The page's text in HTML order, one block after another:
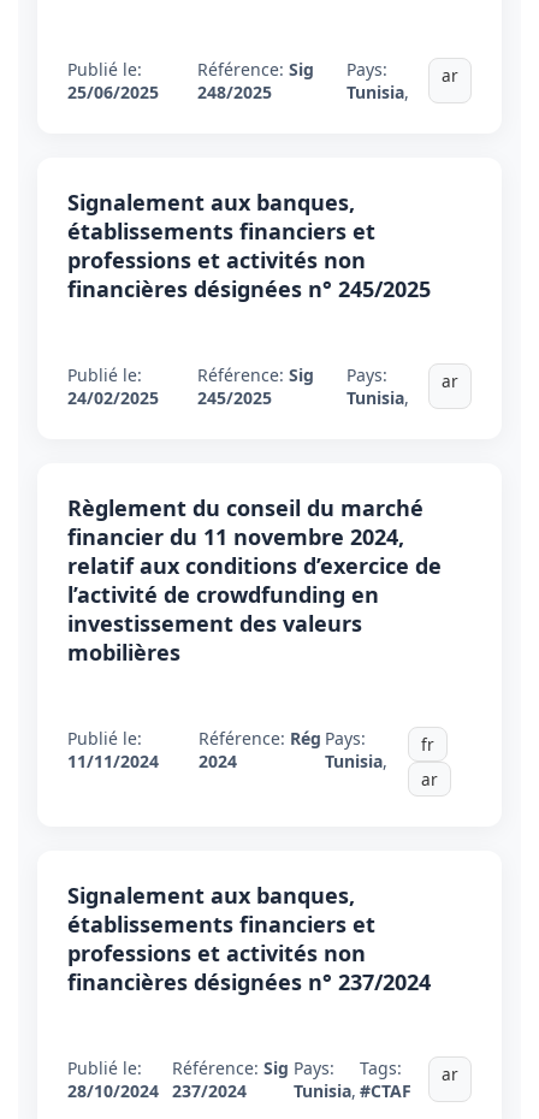
Publié le:
25/06/2025
Référence: Sig
248/2025
Pays:
Tunisia,
ar
Signalement aux banques,
établissements financiers et
professions et activités non
financières désignées n° 245/2025
Publié le:
24/02/2025
Référence: Sig
245/2025
Pays:
Tunisia,
ar
Règlement du conseil du marché
financier du 11 novembre 2024,
relatif aux conditions d’exercice de
l’activité de crowdfunding en
investissement des valeurs
mobilières
Publié le:
11/11/2024
Référence: Rég
2024
Pays:
Tunisia,
fr
ar
Signalement aux banques,
établissements financiers et
professions et activités non
financières désignées n° 237/2024
Publié le:
28/10/2024
Référence:Sig
237/2024
Pays:
Tunisia,
Tags:
#CTAF
ar